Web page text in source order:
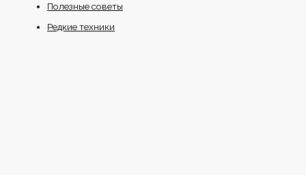
Полезные советы
Редкие техники